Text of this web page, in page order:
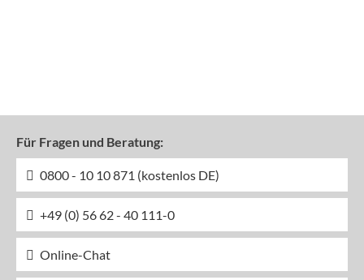
Für Fragen und Beratung:
0800 - 10 10 871 (kostenlos DE)
+49 (0) 56 62 - 40 111-0
Online-Chat